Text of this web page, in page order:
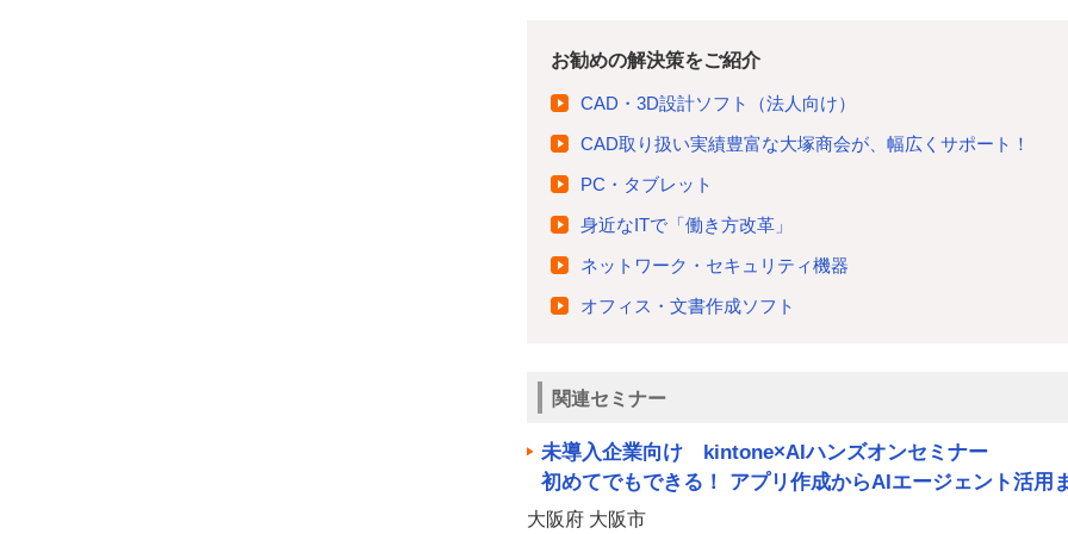
お勧めの解決策をご紹介
CAD・3D設計ソフト（法人向け）
CAD取り扱い実績豊富な大塚商会が、幅広くサポート！
PC・タブレット
身近なITで「働き方改革」
ネットワーク・セキュリティ機器
オフィス・文書作成ソフト
関連セミナー
未導入企業向け kintone×AIハンズオンセミナー
初めてでもできる！ アプリ作成からAIエージェント活用
大阪府 大阪市